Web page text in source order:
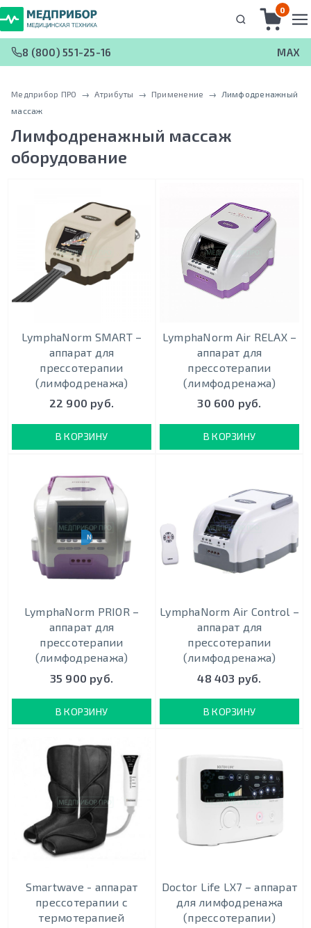
0
8 (800) 551-25-16 MAX
Медприбор ПРО → Атрибуты → Применение →
Лимфодренажный
массаж
Лимфодренажный массаж
оборудование
LymphaNorm SMART –
аппарат для
прессотерапии
(лимфодренажа)
22 900 руб.
В КОРЗИНУ
LymphaNorm Air RELAX –
аппарат для
прессотерапии
(лимфодренажа)
30 600 руб.
В КОРЗИНУ
NEW 2020
LymphaNorm PRIOR –
аппарат для
прессотерапии
(лимфодренажа)
35 900 руб.
В КОРЗИНУ
LymphaNorm Air Control –
аппарат для
прессотерапии
(лимфодренажа)
48 403 руб.
В КОРЗИНУ
Smartwave - аппарат
прессотерапии с
термотерапией
Doctor Life LX7 – аппарат
для лимфодренажа
(прессотерапии)